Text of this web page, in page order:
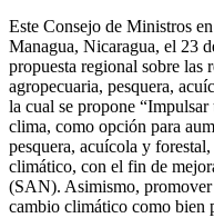
Este Consejo de Ministros
Managua, Nicaragua, el 23
propuesta regional sobre las
agropecuaria, pesquera,
la cual se propone
clima, como opción para
pesquera, acuícola y
climático, con el fin de
(SAN). Asimismo, promover
cambio climático como bien